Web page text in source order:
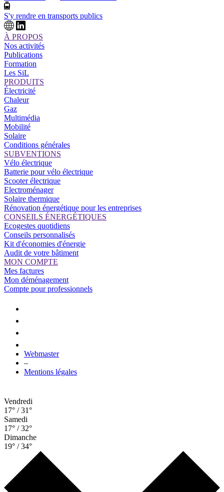
S'y rendre en transports publics
À PROPOS
Nos activités
Publications
Formation
Les SiL
PRODUITS
Électricité
Chaleur
Gaz
Multimédia
Mobilité
Solaire
Conditions générales
SUBVENTIONS
Vélo électrique
Batterie pour vélo électrique
Scooter électrique
Electroménager
Solaire thermique
Rénovation énergétique pour les entreprises
CONSEILS ÉNERGÉTIQUES
Ecogestes quotidiens
Conseils personnalisés
Kit d'économies d'énergie
Audit de votre bâtiment
MON COMPTE
Mes factures
Mon déménagement
Compte pour professionnels
Webmaster
–
Mentions légales
Vendredi
17° / 31°
Samedi
17° / 32°
Dimanche
19° / 34°